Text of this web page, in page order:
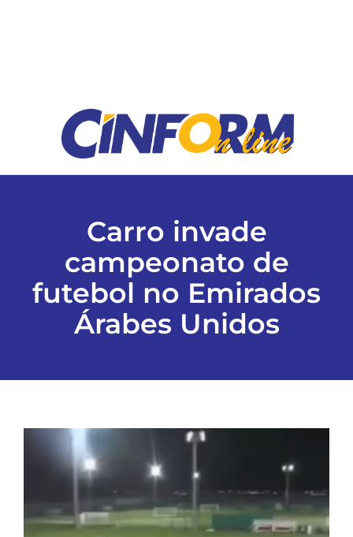
Classificados
FALE CONOSCO
EDIÇÕES EM PDF
Carro invade
campeonato de
futebol no Emirados
Árabes Unidos